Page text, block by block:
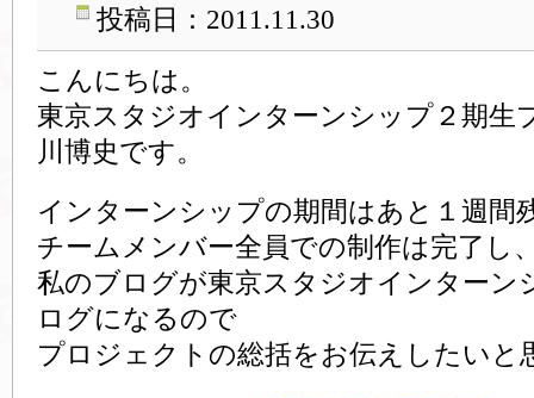
投稿日：2011.11.30
こんにちは。
東京スタジオインターンシップ２期生
川博史です。
インターンシップの期間はあと１週間
チームメンバー全員での制作は完了し
私のブログが東京スタジオインターン
ログになるので
プロジェクトの総括をお伝えしたいと